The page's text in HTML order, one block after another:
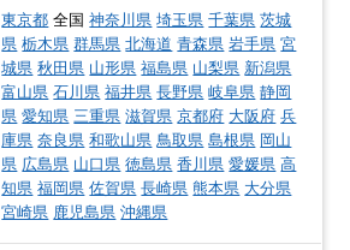
東京都 全国神奈川県 埼玉県 千葉県 茨城
県 栃木県 群馬県 北海道 青森県 岩手県 宮
城県 秋田県 山形県 福島県 山梨県 新潟県
富山県 石川県 福井県 長野県 岐阜県 静岡
県 愛知県 三重県 滋賀県 京都府 大阪府 兵
庫県 奈良県 和歌山県 鳥取県 島根県 岡山
県 広島県 山口県 徳島県 香川県 愛媛県 高
知県 福岡県 佐賀県 長崎県 熊本県 大分県
宮崎県 鹿児島県 沖縄県